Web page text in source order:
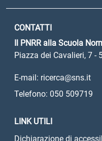
CONTATTI
Il PNRR alla Scuola
Piazza dei Cavalieri, 7 -
E-mail: ricerca@sns.it
Telefono: 050 509719
LINK UTILI
Dichiarazione di